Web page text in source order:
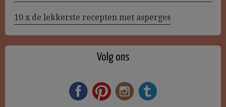
10 x de lekkerste recepten met asperges
Volg ons